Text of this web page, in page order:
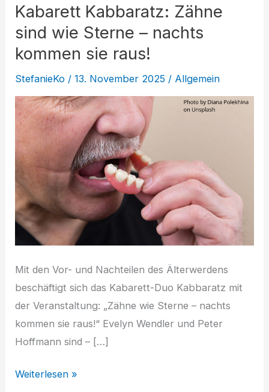
Kabarett Kabbaratz: Zähne
sind wie Sterne – nachts
kommen sie raus!
StefanieKo /13. November 2025 / Allgemein
Mit den Vor- und Nachteilen des Älterwerdens
beschäftigt sich das Kabarett-Duo Kabbaratz mit
der Veranstaltung: „Zähne wie Sterne – nachts
kommen sie raus!“ Evelyn Wendler und Peter
Hoffmann sind – […]
Kabarett
Weiterlesen »